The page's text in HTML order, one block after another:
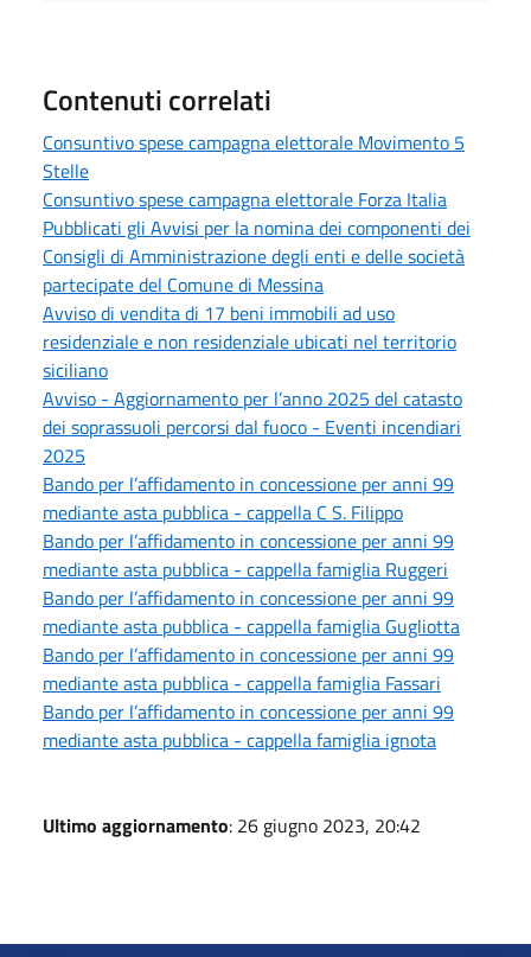
Contenuti correlati
Consuntivo spese campagna elettorale Movimento 5
Stelle
Consuntivo spese campagna elettorale Forza Italia
Pubblicati gli Avvisi per la nomina dei componenti dei
Consigli di Amministrazione degli enti e delle società
partecipate del Comune di Messina
Avviso di vendita di 17 beni immobili ad uso
residenziale e non residenziale ubicati nel territorio
siciliano
Avviso - Aggiornamento per l’anno 2025 del catasto
dei soprassuoli percorsi dal fuoco - Eventi incendiari
2025
Bando per l’affidamento in concessione per anni 99
mediante asta pubblica - cappella C S. Filippo
Bando per l’affidamento in concessione per anni 99
mediante asta pubblica - cappella famiglia Ruggeri
Bando per l’affidamento in concessione per anni 99
mediante asta pubblica - cappella famiglia Gugliotta
Bando per l’affidamento in concessione per anni 99
mediante asta pubblica - cappella famiglia Fassari
Bando per l’affidamento in concessione per anni 99
mediante asta pubblica - cappella famiglia ignota
Ultimo aggiornamento: 26 giugno 2023, 20:42